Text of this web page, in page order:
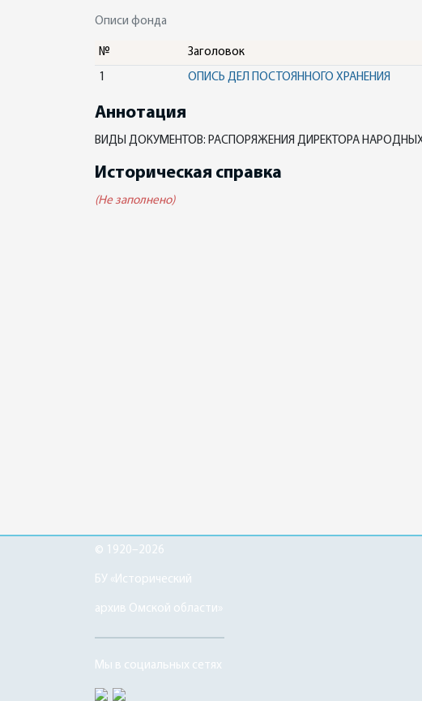
Описи фонда
№ Заголовок
1 ОПИСЬ ДЕЛ ПОСТОЯННОГО ХРАНЕНИЯ
Аннотация
ВИДЫ ДОКУМЕНТОВ: РАСПОРЯЖЕНИЯ ДИРЕКТОРА
Историческая справка
(Не заполнено)
© 1920–2026
БУ «Исторический
архив Омской области»
Мы в социальных сетях